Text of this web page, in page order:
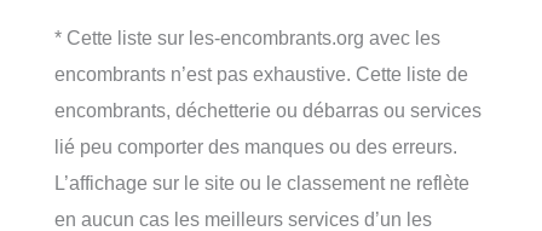
* Cette liste sur les-encombrants.org avec les
encombrants n’est pas exhaustive. Cette liste de
encombrants, déchetterie ou débarras ou services
lié peu comporter des manques ou des erreurs.
L’affichage sur le site ou le classement ne reflète
en aucun cas les meilleurs services d’un les